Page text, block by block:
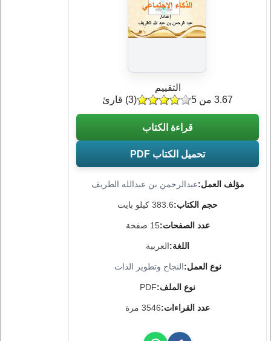
مؤلف العمل:عبدالرحمن بن عبدالله الطريف
حجم الكتاب:383.6 كيلو بايت
عدد الصفحات:15 صفحة
اللغة:العربية
نوع العمل:النجاح وتطوير الذات
نوع الملف:PDF
عدد القراءات:3546 مرة
التقييم
(
3) قارئ 3.67 من 5
قراءة الكتاب
تحميل الكتاب PDF